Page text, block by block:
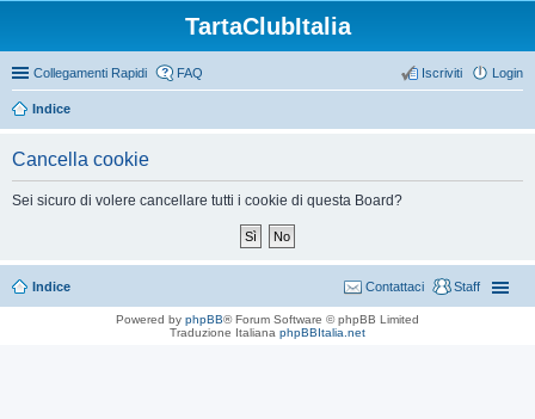
TartaClubItalia
Collegamenti Rapidi FAQ Login
Iscriviti
Indice
Cancella cookie
Sei sicuro di volere cancellare tutti i cookie di questa Board?
Indice Staff
Contattaci
Powered by phpBB® Forum Software © phpBB Limited
Traduzione Italiana phpBBItalia.net